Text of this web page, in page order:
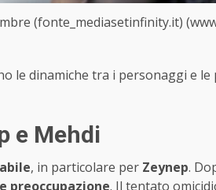
(fonte_mediasetinfinity.it)
le dinamiche tra i personaggi e
e Mehdi
, in particolare per Zeynep.
preoccupazione. Il tentato